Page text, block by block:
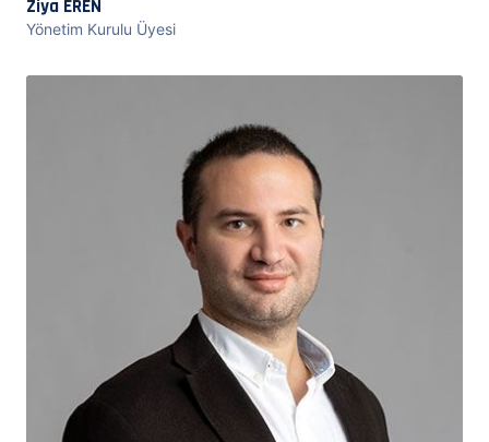
Ziya EREN
Yönetim Kurulu Üyesi